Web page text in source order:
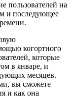
пользователей на
и последующее
когортного
которые
в январе, и
месяцев.
вы сможете
и как она